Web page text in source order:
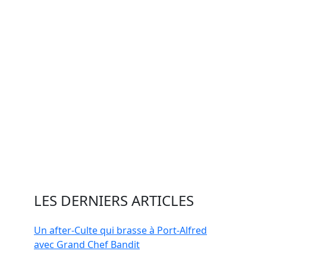
LES DERNIERS ARTICLES
Un after-Culte qui brasse à Port-Alfred
avec Grand Chef Bandit